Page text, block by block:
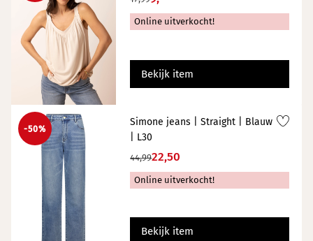
Online uitverkocht!
Bekijk item
-50%
Simone jeans | Straight | Blauw
| L30
44,9922,50
Online uitverkocht!
Bekijk item